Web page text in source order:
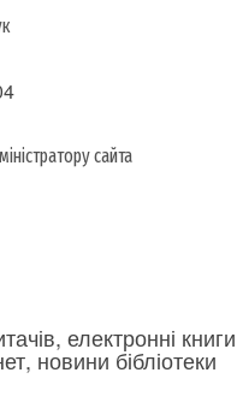
сайта
електронні
новини бібліотеки